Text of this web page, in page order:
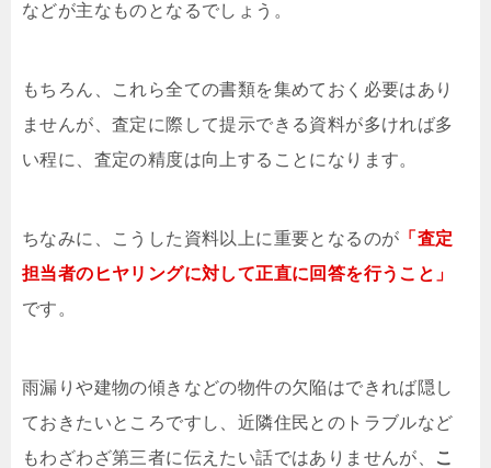
などが主なものとなるでしょう。
もちろん、これら全ての書類を集めておく必要はあり
ませんが、査定に際して提示できる資料が多ければ多
い程に、査定の精度は向上することになります。
ちなみに、こうした資料以上に重要となるのが 「査定
担当者のヒヤリングに対して正直に回答を行うこと」
です。
雨漏りや建物の傾きなどの物件の欠陥はできれば隠し
ておきたいところですし、近隣住民とのトラブルなど
もわざわざ第三者に伝えたい話ではありませんが、
こ